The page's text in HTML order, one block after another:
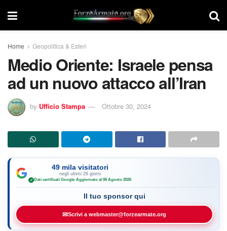
Home Geopolitica & Esteri
Medio Oriente: Israele pensa
ad un nuovo attacco all’Iran
by Ufficio Stampa Ottobre 30, 2024
49 mila visitatori
negli ultimi 28 giorni
✓ Dati certificati Google·Aggiornato al 06 Agosto 2026
Il tuo sponsor qui
✉Scrivi a webmaster@forzearmate.org